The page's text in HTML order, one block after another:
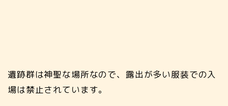
遺跡群は神聖な場所なので、露出が多い服装での入
場は禁止されています。